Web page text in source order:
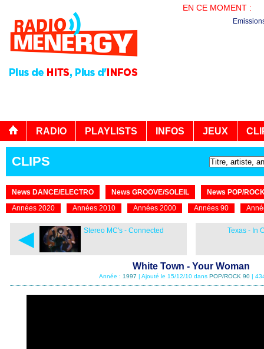
EN CE MOMENT :
RADIO PLAYLISTS INFOS JEUX
CLIPS
News DANCE/ELECTRO News GROOVE/SOLEIL
News POP/
Années 2020
Années 2010 Années 2000 Années 90
◄ Stereo MC's - Connected Texas - In
White Town - Your Woman
Année : 1997 | Ajouté le 15/12/10 dans POP/ROCK 90|